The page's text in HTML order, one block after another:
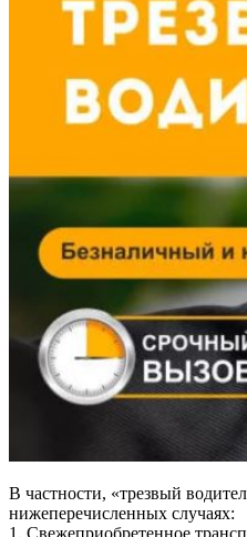
В частности, «трезвый
нижеперечисленных случаях:
1. Свежеприобретенное